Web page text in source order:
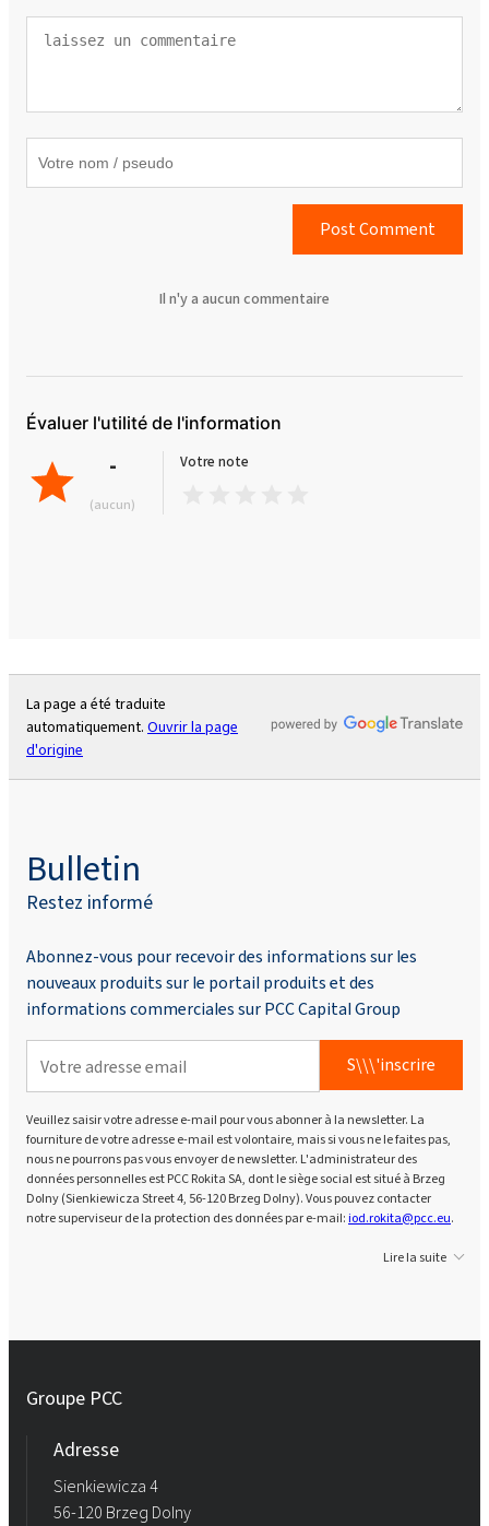
Post Comment
Il n'y a aucun commentaire
Évaluer l'utilité de l'information
-
(aucun)
Votre note
La page a été traduite
automatiquement. Ouvrir la page
d'origine
Bulletin
Restez informé
Abonnez-vous pour recevoir des informations sur les
nouveaux produits sur le portail produits et des
informations commerciales sur PCC Capital Group
S\\\'inscrire
Veuillez saisir votre adresse e-mail pour vous abonner à la newsletter. La
fourniture de votre adresse e-mail est volontaire, mais si vous ne le faites pas,
nous ne pourrons pas vous envoyer de newsletter. L'administrateur des
données personnelles est PCC Rokita SA, dont le siège social est situé à Brzeg
Dolny (Sienkiewicza Street 4, 56-120 Brzeg Dolny). Vous pouvez contacter
notre superviseur de la protection des données par e-mail:iod.rokita@pcc.eu.
Lire la suite
Groupe PCC
Adresse
Sienkiewicza 4
56-120 Brzeg Dolny